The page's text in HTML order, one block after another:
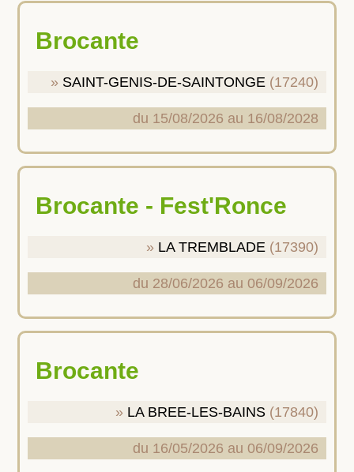
Brocante
SAINT-GENIS-DE-SAINTONGE (17240)
du 15/08/2026 au 16/08/2028
Brocante - Fest'Ronce
LA TREMBLADE (17390)
du 28/06/2026 au 06/09/2026
Brocante
LA BREE-LES-BAINS (17840)
du 16/05/2026 au 06/09/2026